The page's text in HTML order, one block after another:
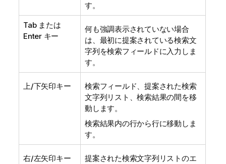
す。
Tab または
Enter キー
何も強調表示されていない場合
は、最初に提案されている検索文
字列を検索フィールドに入力しま
す。
上/下矢印キー
検索フィールド、提案された検索
文字列リスト、検索結果の間を移
動します。
検索結果内の行から行に移動しま
す。
右/左矢印キー
提案された検索文字列リストのエ